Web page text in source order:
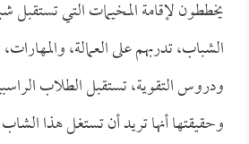
يخططون لإقامة المخيمات التي تستقبل
الشباب، تدربهم على العمالة،
ودروس التقوية، تستقبل الطلاب
وحقيقتها أنها تريد أن تستغل هذا